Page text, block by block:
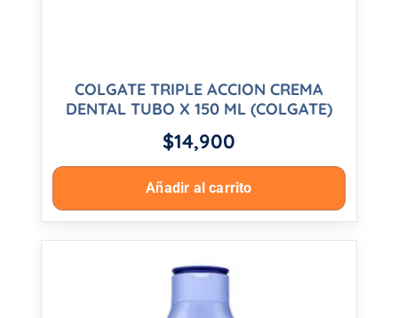
COLGATE TRIPLE ACCION CREMA
DENTAL TUBO X 150 ML (COLGATE)
$14,900
Añadir al carrito